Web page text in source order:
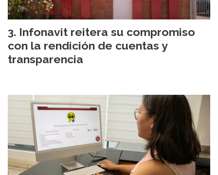
Infonavit reitera su compromiso
con la rendición de cuentas y
transparencia